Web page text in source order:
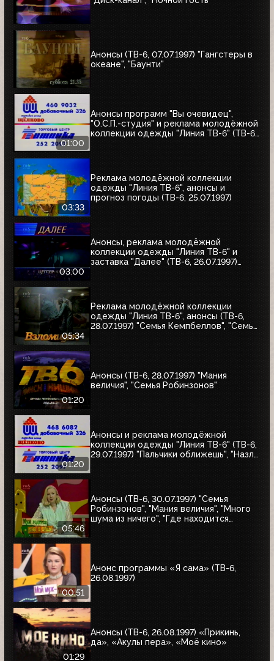
Анонсы (ТВ-6, 07.07.1997) "Гангстеры в
океане", "Баунти"
01:00
Анонсы программ "Вы очевидец",
"О.С.П.-студия" и реклама молодёжной
коллекции одежды "Линия ТВ-6" (ТВ-6,
03:33
Реклама молодёжной коллекции
одежды "Линия ТВ-6", анонсы и
прогноз погоды (ТВ-6, 25.07.1997)
03:00
Анонсы, реклама молодёжной
коллекции одежды "Линия ТВ-6" и
заставка "Далее" (ТВ-6, 26.07.1997)
05:34
Реклама молодёжной коллекции
одежды "Линия ТВ-6", анонсы (ТВ-6,
28.07.1997) "Семья Кемпбеллов", "Семья
01:20
Анонсы (ТВ-6, 28.07.1997) "Мания
величия", "Семья Робинзонов"
01:20
Анонсы и реклама молодёжной
коллекции одежды "Линия ТВ-6" (ТВ-6,
29.07.1997) "Пальчики оближешь", "Назло
05:46
Анонсы (ТВ-6, 30.07.1997) "Семья
Робинзонов", "Мания величия", "Много
шума из ничего", "Где находится
00:51
Анонс программы «Я сама» (ТВ-6,
26.08.1997)
01:29
Анонсы (ТВ-6, 26.08.1997) «Прикинь,
да», «Акулы пера», «Моё кино»